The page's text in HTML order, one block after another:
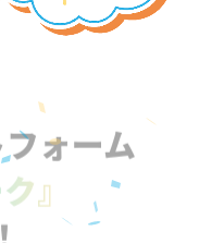
ォーム
』